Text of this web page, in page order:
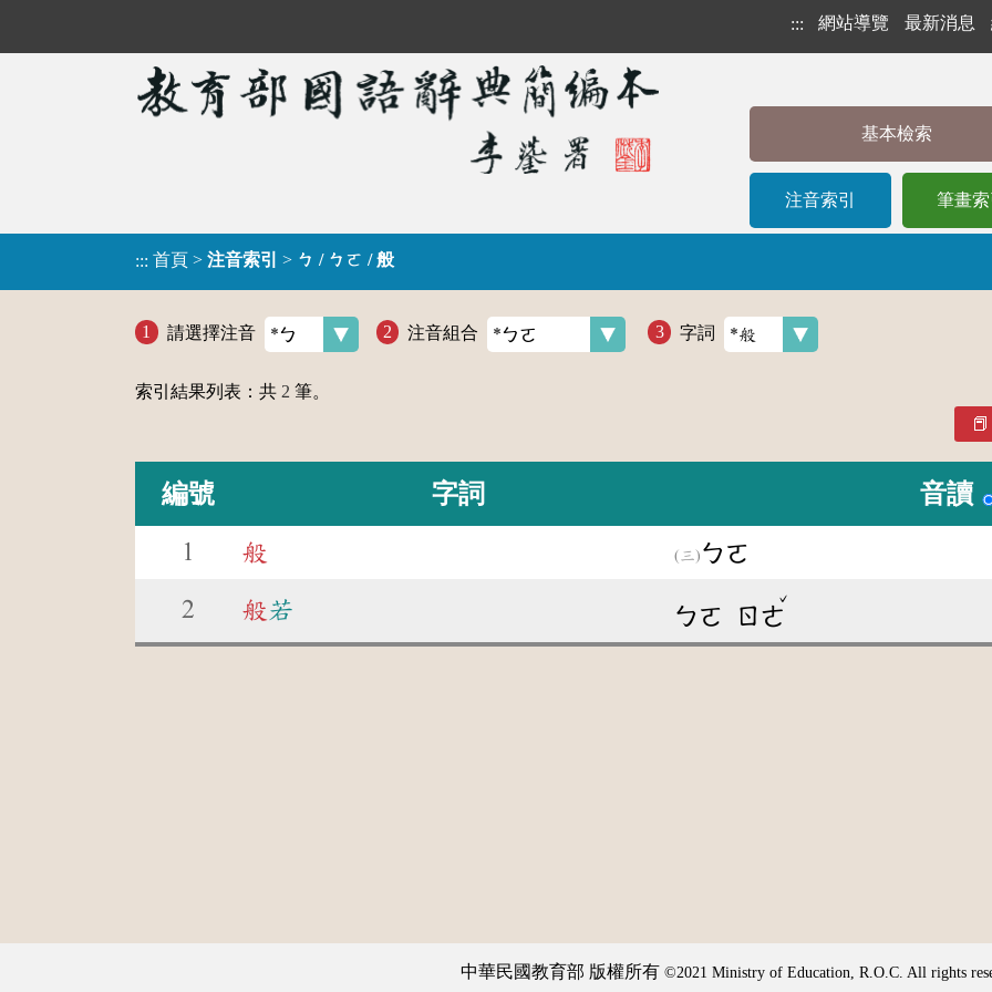
::: 網站導覽 最新消息
基本檢索
注音索引 筆畫索
::: 首頁 > 注音索引 > ㄅ / ㄅㄛ / 般
請選擇注音 注音組合 字詞
索引結果列表：共 2 筆。
編號 字詞 音讀
1 般 ㄅㄛ
2 般若 ㄅㄛ ㄖㄜ
ˇ
中華民國教育部 版權所有 ©2021 Ministry of Education, R.O.C. All rights